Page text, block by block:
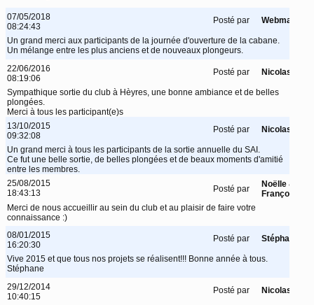
07/05/2018
08:24:43
Posté par Webmaster
Un grand merci aux participants de la journée d'ouverture de la cabane.
Un mélange entre les plus anciens et de nouveaux plongeurs.
22/06/2016
08:19:06
Posté par Nicolas
Sympathique sortie du club à Hèyres, une bonne ambiance et de belles
plongées.
Merci à tous les participant(e)s
13/10/2015
09:32:08
Posté par Nicolas
Un grand merci à tous les participants de la sortie annuelle du SAI.
Ce fut une belle sortie, de belles plongées et de beaux moments d'amitié
entre les membres.
25/08/2015
18:43:13
Posté par
Noëlle &
François
Merci de nous accueillir au sein du club et au plaisir de faire votre
connaissance :)
08/01/2015
16:20:30
Posté par Stéphane
Vive 2015 et que tous nos projets se réalisent!!! Bonne année à tous.
Stéphane
29/12/2014
10:40:15
Posté par Nicolas